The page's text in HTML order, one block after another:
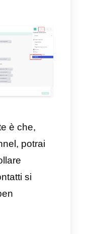
di
dalle
nel tuo
, poi dovrai
un nome
di
esempio,